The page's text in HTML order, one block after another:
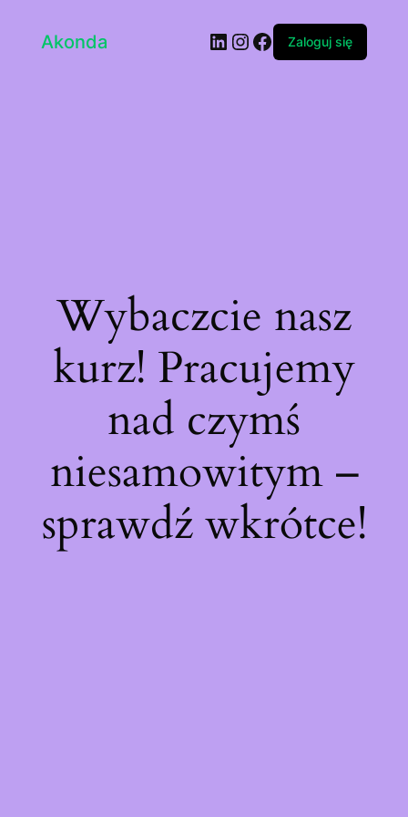
Akonda LinkedIn
Instagram
Facebook
Zaloguj się
Wybaczcie nasz
kurz! Pracujemy
nad czymś
niesamowitym –
sprawdź wkrótce!